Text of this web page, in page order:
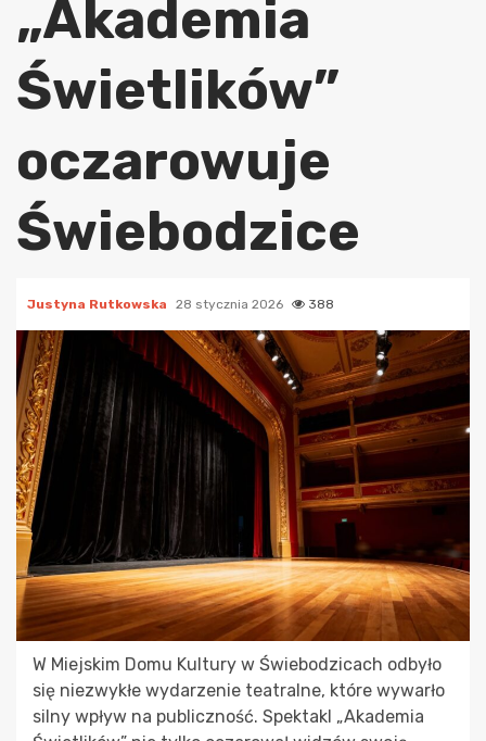
„Akademia
Świetlików”
oczarowuje
Świebodzice
Justyna Rutkowska 28 stycznia 2026 388
W Miejskim Domu Kultury w Świebodzicach odbyło
się niezwykłe wydarzenie teatralne, które wywarło
silny wpływ na publiczność. Spektakl „Akademia